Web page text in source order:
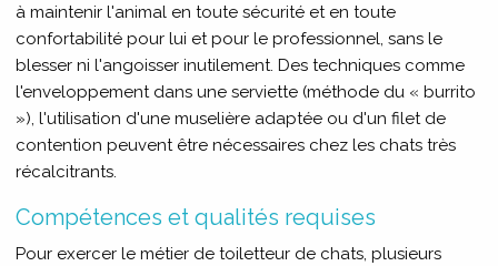
à maintenir l'animal en toute sécurité et en toute
confortabilité pour lui et pour le professionnel, sans le
blesser ni l'angoisser inutilement. Des techniques comme
l'enveloppement dans une serviette (méthode du « burrito
»), l'utilisation d'une muselière adaptée ou d'un filet de
contention peuvent être nécessaires chez les chats très
récalcitrants.
Compétences et qualités requises
Pour exercer le métier de toiletteur de chats, plusieurs